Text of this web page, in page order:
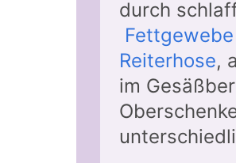
durch
Fettgewebe
Reiterhose,
im